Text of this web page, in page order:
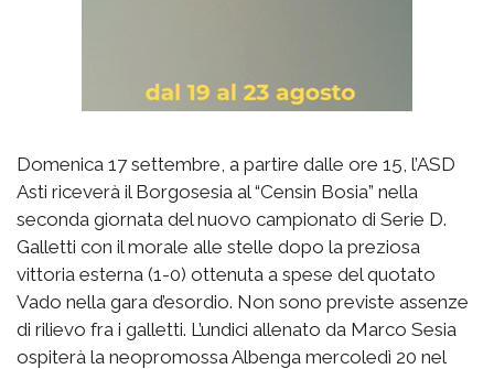
Domenica 17 settembre, a partire dalle ore 15, l’ASD
Asti riceverà il Borgosesia al “Censin Bosia” nella
seconda giornata del nuovo campionato di Serie D.
Galletti con il morale alle stelle dopo la preziosa
vittoria esterna (1-0) ottenuta a spese del quotato
Vado nella gara d’esordio. Non sono previste assenze
di rilievo fra i galletti. L’undici allenato da Marco Sesia
ospiterà la neopromossa Albenga mercoledì 20 nel